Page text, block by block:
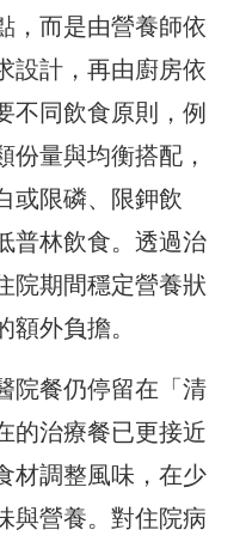
，而是由營養師依
設計，再由廚房依
不同飲食原則，例
份量與均衡搭配，
或限磷、限鉀飲
普林飲食。透過治
院期間穩定營養狀
外負擔。
院餐仍停留在「清
的治療餐已更接近
材調整風味，在少
與營養。對住院病